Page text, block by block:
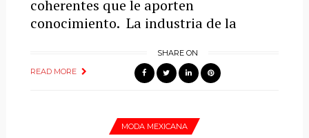
coherentes que le aporten
conocimiento. La industria de la
READ MORE
SHARE ON
MODA MEXICANA